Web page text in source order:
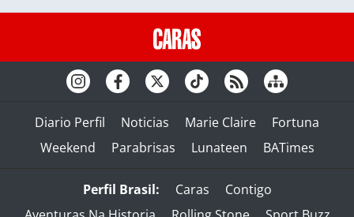
Diario Perfil Noticias Marie Claire
Fortuna
Weekend
Parabrisas Lunateen BATimes
Perfil Brasil: Caras
Contigo